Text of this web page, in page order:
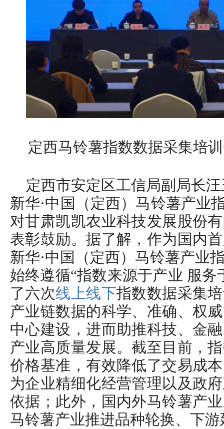
定西马铃薯指数数据采集培
定西市安定区工信局副局长
新华·中国（定西）马铃薯产业
对甘肃凯凯农业科技发展股份
表彰鼓励。据了解，作为国内
新华·中国（定西）马铃薯产业
始终遵循“指数来源于产业 服
了六次线上线下指数数据采集
产业链数据的科学、准确、权
中心建设，进而助推科技、金
产业高质量发展。截至目前，
价格基准，有效降低了交易成
为企业精细化经营管理以及政
依据；此外，国内外马铃薯产
马铃薯产业推进品种轮换、下